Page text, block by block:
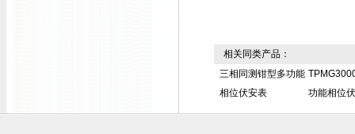
相关同类产品：
三相同测钳型多功能
相位伏安表
功能相位